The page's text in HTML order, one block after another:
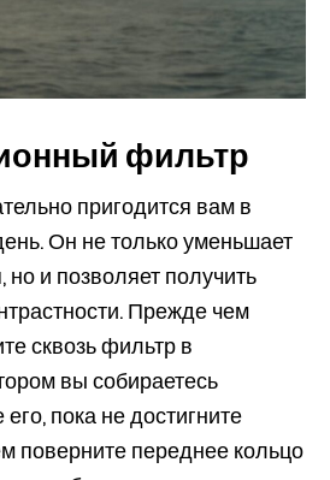
фильтр
пригодится вам в
Он не только уменьшает
но и позволяет получить
Прежде чем
сквозь фильтр в
вы собираетесь
пока не достигните
поверните переднее кольцо